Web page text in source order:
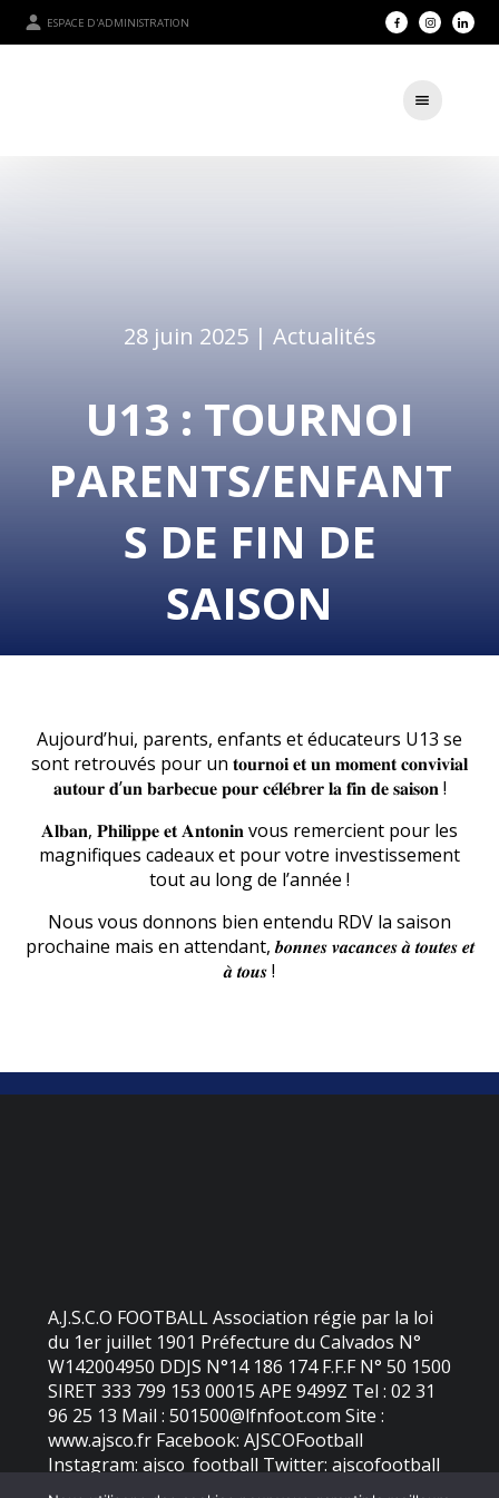
ESPACE D'ADMINISTRATION
28 juin 2025 | Actualités
U13 : TOURNOI
PARENTS/ENFANT
S DE FIN DE
SAISON
Aujourd’hui, parents, enfants et éducateurs U13 se
sont retrouvés pour un 𝐭𝐨𝐮𝐫𝐧𝐨𝐢 𝐞𝐭 𝐮𝐧 𝐦𝐨𝐦𝐞𝐧𝐭 𝐜𝐨𝐧𝐯𝐢𝐯𝐢𝐚𝐥
𝐚𝐮𝐭𝐨𝐮𝐫 𝐝’𝐮𝐧 𝐛𝐚𝐫𝐛𝐞𝐜𝐮𝐞 𝐩𝐨𝐮𝐫 𝐜𝐞́𝐥𝐞́𝐛𝐫𝐞𝐫 𝐥𝐚 𝐟𝐢𝐧 𝐝𝐞 𝐬𝐚𝐢𝐬𝐨𝐧 !
𝐀𝐥𝐛𝐚𝐧, 𝐏𝐡𝐢𝐥𝐢𝐩𝐩𝐞 𝐞𝐭 𝐀𝐧𝐭𝐨𝐧𝐢𝐧 vous remercient pour les
magnifiques cadeaux et pour votre investissement
tout au long de l’année !
Nous vous donnons bien entendu RDV la saison
prochaine mais en attendant, 𝒃𝒐𝒏𝒏𝒆𝒔 𝒗𝒂𝒄𝒂𝒏𝒄𝒆𝒔 𝒂̀ 𝒕𝒐𝒖𝒕𝒆𝒔 𝒆𝒕
𝒂̀ 𝒕𝒐𝒖𝒔 !
A.J.S.C.O FOOTBALL Association régie par la loi
du 1er juillet 1901 Préfecture du Calvados N°
W142004950 DDJS N°14 186 174 F.F.F N° 50 1500
SIRET 333 799 153 00015 APE 9499Z Tel : 02 31
96 25 13 Mail : 501500@lfnfoot.com Site :
www.ajsco.fr Facebook: AJSCOFootball
Instagram: ajsco_football Twitter: ajscofootball